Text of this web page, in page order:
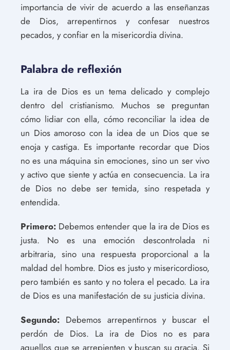
importancia de vivir de acuerdo a las enseñanzas
de Dios, arrepentirnos y confesar nuestros
pecados, y confiar en la misericordia divina.
Palabra de reflexión
La ira de Dios es un tema delicado y complejo
dentro del cristianismo. Muchos se preguntan
cómo lidiar con ella, cómo reconciliar la idea de
un Dios amoroso con la idea de un Dios que se
enoja y castiga. Es importante recordar que Dios
no es una máquina sin emociones, sino un ser vivo
y activo que siente y actúa en consecuencia. La ira
de Dios no debe ser temida, sino respetada y
entendida.
Primero: Debemos entender que la ira de Dios es
justa. No es una emoción descontrolada ni
arbitraria, sino una respuesta proporcional a la
maldad del hombre. Dios es justo y misericordioso,
pero también es santo y no tolera el pecado. La ira
de Dios es una manifestación de su justicia divina.
Segundo: Debemos arrepentirnos y buscar el
perdón de Dios. La ira de Dios no es para
aquellos que se arrepienten y buscan su gracia. Si